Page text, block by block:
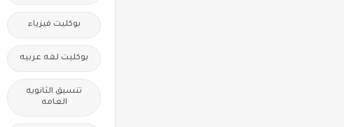
بوكليت فيزياء
بوكليت لغه عربيه
تنسيق الثانويه
العامه